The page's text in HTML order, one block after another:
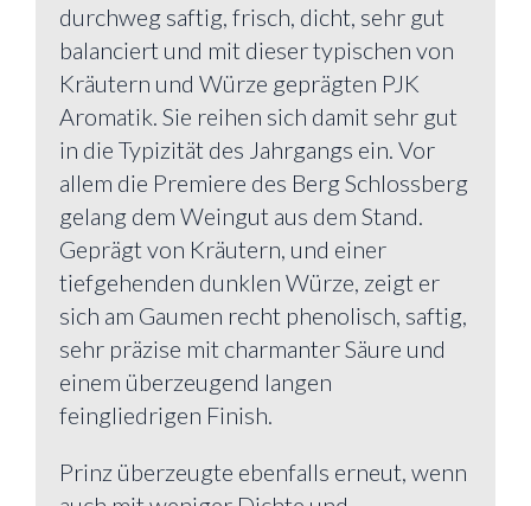
durchweg saftig, frisch, dicht, sehr gut
balanciert und mit dieser typischen von
Kräutern und Würze geprägten PJK
Aromatik. Sie reihen sich damit sehr gut
in die Typizität des Jahrgangs ein. Vor
allem die Premiere des Berg Schlossberg
gelang dem Weingut aus dem Stand.
Geprägt von Kräutern, und einer
tiefgehenden dunklen Würze, zeigt er
sich am Gaumen recht phenolisch, saftig,
sehr präzise mit charmanter Säure und
einem überzeugend langen
feingliedrigen Finish.
Prinz überzeugte ebenfalls erneut, wenn